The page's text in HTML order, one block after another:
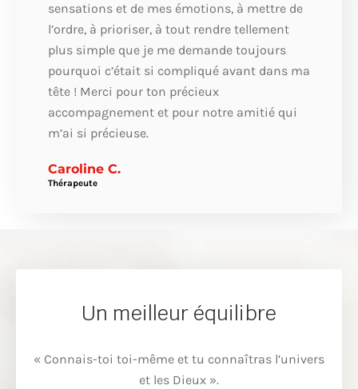
sensations et de mes émotions, à mettre de
l’ordre, à prioriser, à tout rendre tellement
plus simple que je me demande toujours
pourquoi c’était si compliqué avant dans ma
tête ! Merci pour ton précieux
accompagnement et pour notre amitié qui
m’ai si précieuse.
Caroline C.
Thérapeute
Un meilleur équilibre
« Connais-toi toi-même et tu connaîtras l’univers
et les Dieux ».